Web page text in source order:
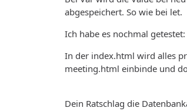
abgespeichert. So wie bei let.
Ich habe es nochmal getestet:
In der index.html wird alles
meeting.html einbinde und
Dein Ratschlag die